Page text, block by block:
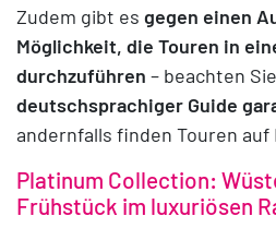
Zudem gibt es gegen einen
Möglichkeit, die Touren in
durchzuführen – beachten
deutschsprachiger Guide
andernfalls finden Touren
Platinum Collection:
Frühstück im luxuriösen